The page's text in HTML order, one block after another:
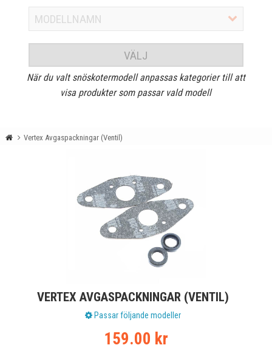
VÄLJ
När du valt snöskotermodell anpassas kategorier till att
visa produkter som passar vald modell
Vertex Avgaspackningar (Ventil)
VERTEX AVGASPACKNINGAR (VENTIL)
Passar följande modeller
159.00 kr